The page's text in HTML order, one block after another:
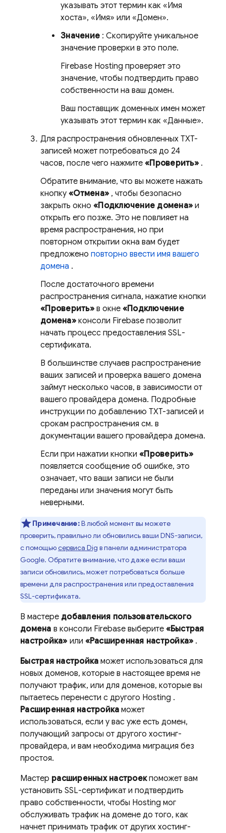
указывать этот термин как «Имя
хоста», «Имя» или «Домен».
Значение : Скопируйте уникальное
значение проверки в это поле.
Firebase Hosting проверяет это
значение, чтобы подтвердить право
собственности на ваш домен.
Ваш поставщик доменных имен может
указывать этот термин как «Данные».
Для распространения обновленных TXT-
записей может потребоваться до 24
часов, после чего нажмите «Проверить».
Обратите внимание, что вы можете нажать
кнопку «Отмена» , чтобы безопасно
закрыть окно «Подключение домена» и
открыть его позже. Это не повлияет на
время распространения, но при
повторном открытии окна вам будет
предложено повторно ввести имя вашего
домена .
После достаточного времени
распространения сигнала, нажатие кнопки
«Проверить»в окне «Подключение
домена»консоли Firebaseпозволит
начать процесс предоставления SSL-
сертификата.
В большинстве случаев распространение
ваших записей и проверка вашего домена
займут несколько часов, в зависимости от
вашего провайдера домена. Подробные
инструкции по добавлению TXT-записей и
срокам распространения см. в
документации вашего провайдера домена.
Если при нажатии кнопки «Проверить»
появляется сообщение об ошибке, это
означает, что ваши записи не были
переданы или значения могут быть
неверными.
Примечание:В любой момент вы можете
проверить, правильно ли обновились ваши DNS-записи,
с помощьюсервиса Dig в панели администратора
Google. Обратите внимание, что даже если ваши
записи обновились, может потребоваться больше
времени для распространения или предоставления
SSL-сертификата.
В мастере добавления пользовательского
домена в консоли Firebaseвыберите «Быстрая
настройка» или «Расширенная настройка» .
Быстрая настройка может использоваться для
новых доменов, которые в настоящее время не
получают трафик, или для доменов, которые вы
пытаетесь перенести с другого Hosting .
Расширенная настройка может
использоваться, если у вас уже есть домен,
получающий запросы от другого хостинг-
провайдера, и вам необходима миграция без
простоя.
Мастер расширенных настроекпоможет вам
установить SSL-сертификат и подтвердить
право собственности, чтобы Hosting мог
обслуживать трафик на домене до того, как
начнет принимать трафик от других хостинг-